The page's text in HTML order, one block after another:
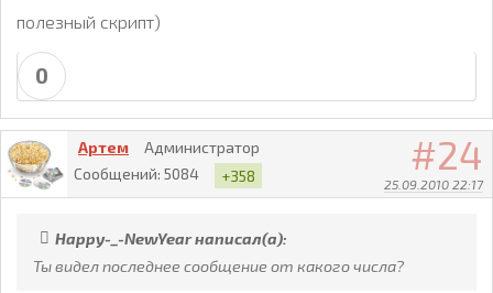
полезный скрипт)
0
24
25.09.2010 22:17
Артем
Администратор
Сообщений: 5084 +358
Happy-_-NewYear написал(а):
Ты видел последнее сообщение от какого числа?